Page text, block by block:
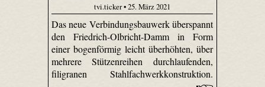
tvi.ticker • 25. März 2021
Das neue Verbindungsbauwerk überspannt
den Friedrich-Olbricht-Damm in Form
einer bogenförmig leicht überhöhten, über
mehrere Stützenreihen durchlaufenden,
filigranen Stahlfachwerkkonstruktion.